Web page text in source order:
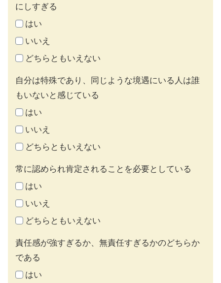
にしすぎる
はい
いいえ
どちらともいえない
自分は特殊であり、同じような境遇にいる人は誰
もいないと感じている
はい
いいえ
どちらともいえない
常に認められ肯定されることを必要としている
はい
いいえ
どちらともいえない
責任感が強すぎるか、無責任すぎるかのどちらか
である
はい